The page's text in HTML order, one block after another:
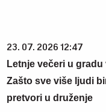
23. 07. 2026 12:47
Letnje večeri u
Zašto sve više ljudi
pretvori u druženje